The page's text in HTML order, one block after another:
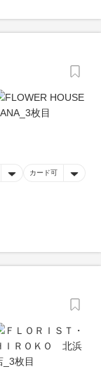
カード可